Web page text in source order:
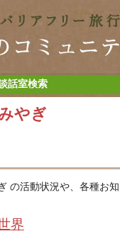
話室検索
やぎ
の活動状況や、各種お知
界